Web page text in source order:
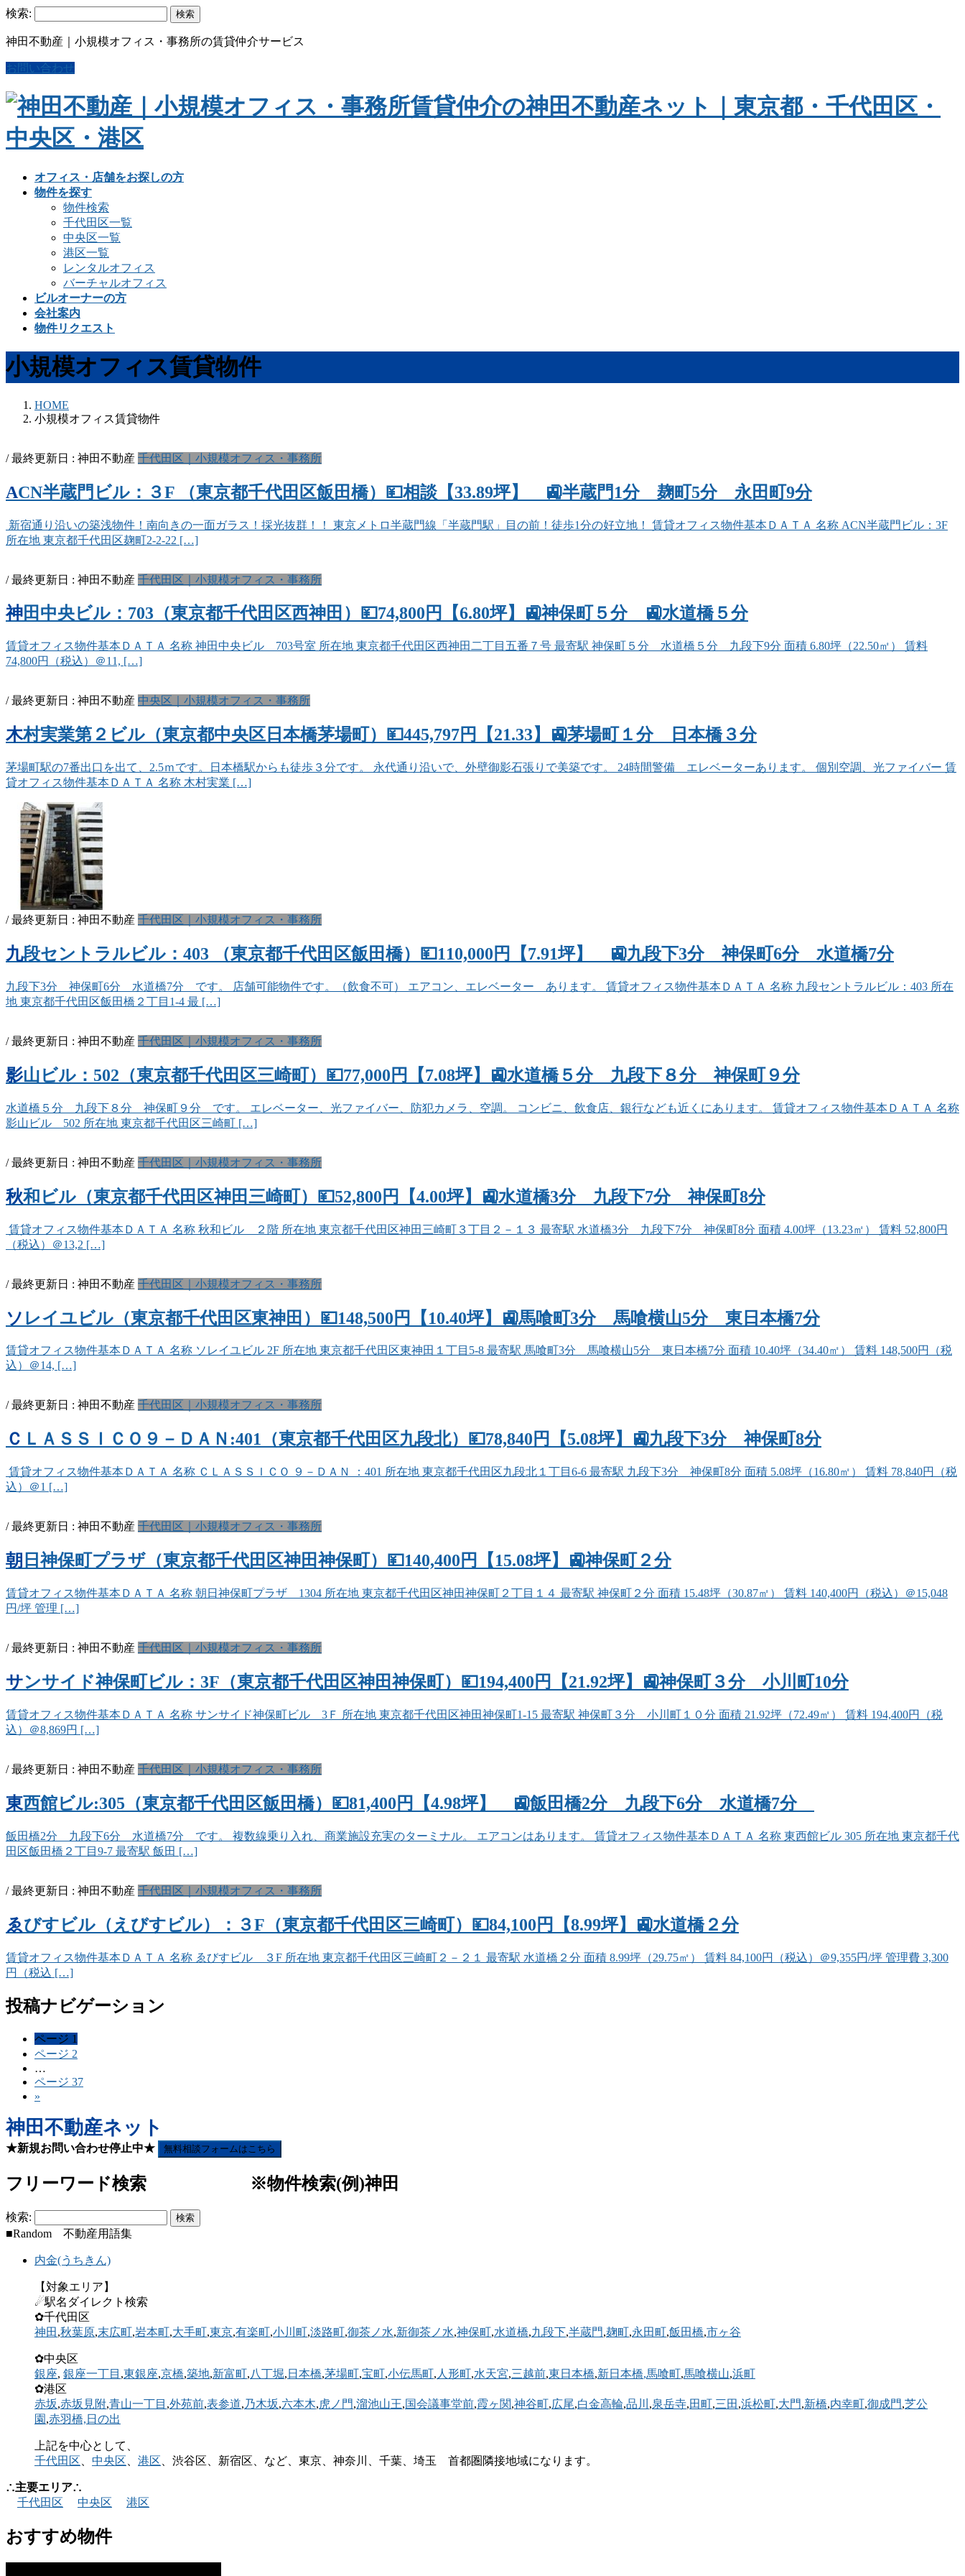
検索:
神田不動産｜小規模オフィス・事務所の賃貸仲介サービス
お問い合わせ
オフィス・店舗をお探しの方
物件を探す
物件検索
千代田区一覧
中央区一覧
港区一覧
レンタルオフィス
バーチャルオフィス
ビルオーナーの方
会社案内
物件リクエスト
小規模オフィス賃貸物件
HOME
小規模オフィス賃貸物件
/ 最終更新日 : 神田不動産 千代田区｜小規模オフィス・事務所
ACN半蔵門ビル：３F （東京都千代田区飯田橋）💴相談【33.89坪】 🚉半蔵門1分 麹町5分 永田町9分
新宿通り沿いの築浅物件！南向きの一面ガラス！採光抜群！！ 東京メトロ半蔵門線「半蔵門駅」目の前！徒歩1分の好立地！ 賃貸オフィス物件基本ＤＡＴＡ 名称 ACN半蔵門ビル：3F
所在地 東京都千代田区麹町2-2-22 […]
/ 最終更新日 : 神田不動産 千代田区｜小規模オフィス・事務所
神田中央ビル：703（東京都千代田区西神田）💴74,800円【6.80坪】🚉神保町５分 🚉水道橋５分
賃貸オフィス物件基本ＤＡＴＡ 名称 神田中央ビル 703号室 所在地 東京都千代田区西神田二丁目五番７号 最寄駅 神保町５分 水道橋５分 九段下9分 面積 6.80坪（22.50㎡） 賃料
74,800円（税込）＠11, […]
/ 最終更新日 : 神田不動産 中央区｜小規模オフィス・事務所
木村実業第２ビル（東京都中央区日本橋茅場町）💴445,797円【21.33】🚉茅場町１分 日本橋３分
茅場町駅の7番出口を出て、2.5ｍです。日本橋駅からも徒歩３分です。 永代通り沿いで、外壁御影石張りで美築です。 24時間警備 エレベーターあります。 個別空調、光ファイバー 賃
貸オフィス物件基本ＤＡＴＡ 名称 木村実業 […]
/ 最終更新日 : 神田不動産 千代田区｜小規模オフィス・事務所
九段セントラルビル：403 （東京都千代田区飯田橋）💴110,000円【7.91坪】 🚉九段下3分 神保町6分 水道橋7分
九段下3分 神保町6分 水道橋7分 です。 店舗可能物件です。（飲食不可） エアコン、エレベーター あります。 賃貸オフィス物件基本ＤＡＴＡ 名称 九段セントラルビル：403 所在
地 東京都千代田区飯田橋２丁目1-4 最 […]
/ 最終更新日 : 神田不動産 千代田区｜小規模オフィス・事務所
影山ビル：502（東京都千代田区三崎町）💴77,000円【7.08坪】🚉水道橋５分 九段下８分 神保町９分
水道橋５分 九段下８分 神保町９分 です。 エレベーター、光ファイバー、防犯カメラ、空調。 コンビニ、飲食店、銀行なども近くにあります。 賃貸オフィス物件基本ＤＡＴＡ 名称
影山ビル 502 所在地 東京都千代田区三崎町 […]
/ 最終更新日 : 神田不動産 千代田区｜小規模オフィス・事務所
秋和ビル（東京都千代田区神田三崎町）💴52,800円【4.00坪】🚉水道橋3分 九段下7分 神保町8分
賃貸オフィス物件基本ＤＡＴＡ 名称 秋和ビル ２階 所在地 東京都千代田区神田三崎町３丁目２－１３ 最寄駅 水道橋3分 九段下7分 神保町8分 面積 4.00坪（13.23㎡） 賃料 52,800円
（税込）＠13,2 […]
/ 最終更新日 : 神田不動産 千代田区｜小規模オフィス・事務所
ソレイユビル（東京都千代田区東神田）💴148,500円【10.40坪】🚉馬喰町3分 馬喰横山5分 東日本橋7分
賃貸オフィス物件基本ＤＡＴＡ 名称 ソレイユビル 2F 所在地 東京都千代田区東神田１丁目5-8 最寄駅 馬喰町3分 馬喰横山5分 東日本橋7分 面積 10.40坪（34.40㎡） 賃料 148,500円（税
込）＠14, […]
/ 最終更新日 : 神田不動産 千代田区｜小規模オフィス・事務所
ＣＬＡＳＳＩＣＯ９－ＤＡＮ:401（東京都千代田区九段北）💴78,840円【5.08坪】🚉九段下3分 神保町8分
賃貸オフィス物件基本ＤＡＴＡ 名称 ＣＬＡＳＳＩＣＯ ９－ＤＡＮ ：401 所在地 東京都千代田区九段北１丁目6-6 最寄駅 九段下3分 神保町8分 面積 5.08坪（16.80㎡） 賃料 78,840円（税
込）＠1 […]
/ 最終更新日 : 神田不動産 千代田区｜小規模オフィス・事務所
朝日神保町プラザ（東京都千代田区神田神保町）💴140,400円【15.08坪】🚉神保町２分
賃貸オフィス物件基本ＤＡＴＡ 名称 朝日神保町プラザ 1304 所在地 東京都千代田区神田神保町２丁目１４ 最寄駅 神保町２分 面積 15.48坪（30.87㎡） 賃料 140,400円（税込）＠15,048
円/坪 管理 […]
/ 最終更新日 : 神田不動産 千代田区｜小規模オフィス・事務所
サンサイド神保町ビル：3F（東京都千代田区神田神保町）💴194,400円【21.92坪】🚉神保町３分 小川町10分
賃貸オフィス物件基本ＤＡＴＡ 名称 サンサイド神保町ビル 3Ｆ 所在地 東京都千代田区神田神保町1-15 最寄駅 神保町３分 小川町１０分 面積 21.92坪（72.49㎡） 賃料 194,400円（税
込）＠8,869円 […]
/ 最終更新日 : 神田不動産 千代田区｜小規模オフィス・事務所
東西館ビル:305（東京都千代田区飯田橋）💴81,400円【4.98坪】 🚉飯田橋2分 九段下6分 水道橋7分
飯田橋2分 九段下6分 水道橋7分 です。 複数線乗り入れ、商業施設充実のターミナル。 エアコンはあります。 賃貸オフィス物件基本ＤＡＴＡ 名称 東西館ビル 305 所在地 東京都千代
田区飯田橋２丁目9-7 最寄駅 飯田 […]
/ 最終更新日 : 神田不動産 千代田区｜小規模オフィス・事務所
ゑびすビル（えびすビル）：３F（東京都千代田区三崎町）💴84,100円【8.99坪】🚉水道橋２分
賃貸オフィス物件基本ＤＡＴＡ 名称 ゑびすビル ３F 所在地 東京都千代田区三崎町２－２１ 最寄駅 水道橋２分 面積 8.99坪（29.75㎡） 賃料 84,100円（税込）＠9,355円/坪 管理費 3,300
円（税込 […]
投稿ナビゲーション
ページ 1
ページ 2
…
ページ 37
»
神田不動産ネット
★新規お問い合わせ停止中★ 無料相談フォームはこちら
フリーワード検索 ※物件検索(例)神田
検索:
■Random 不動産用語集
内金(うちきん)
【対象エリア】
☄駅名ダイレクト検索
✿千代田区
神田 ,秋葉原,末広町,岩本町,大手町,東京,有楽町,小川町,淡路町,御茶ノ水,新御茶ノ水,神保町,水道橋,九段下,半蔵門,麹町,永田町,飯田橋,市ヶ谷
✿中央区
銀座, 銀座一丁目 ,東銀座,京橋,築地,新富町,八丁堀, 日本橋,茅場町,宝町,小伝馬町, 人形町,水天宮,三越前,東日本橋,新日本橋,馬喰町,馬喰横山,浜町
✿港区
赤坂,赤坂見附,青山一丁目 ,外苑前,表参道,乃木坂,六本木,虎ノ門,溜池山王,国会議事堂前,霞ヶ関,神谷町,広尾,白金高輪,品川 ,泉岳寺,田町,三田 ,浜松町,大門,新橋,内幸町,御成門,芝公
園 ,赤羽橋, 日の出
上記を中心として、
千代田区
中央区 港区 、渋谷区、新宿区、など、東京、神奈川、千葉、埼玉 首都圏隣接地域になります。
∴主要エリア∴
千代田区
中央区 港区
おすすめ物件